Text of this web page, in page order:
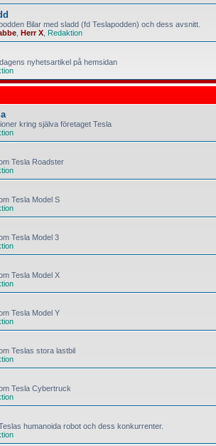
Bilar med sladd (fd Teslapodden) och dess avsnitt.
Herr X Redaktion
nyhetsartikel på hemsidan
kring själva företaget Tesla
Tesla Roadster
Tesla Model S
Tesla Model 3
Tesla Model X
Tesla Model Y
Teslas stora lastbil
Tesla Cybertruck
humanoida robot och dess konkurrenter.